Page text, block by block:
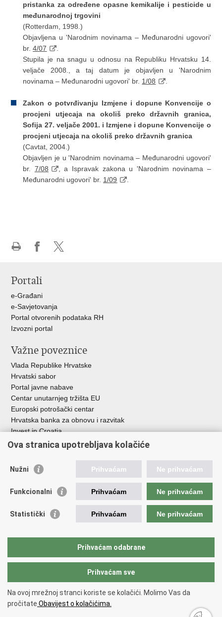
pristanka za određene opasne kemikalije i pesticide u
međunarodnoj trgovini
(Rotterdam, 1998.)
Objavljena u 'Narodnim novinama – Međunarodni ugovori'
br.4/07
Stupila je na snagu u odnosu na Republiku Hrvatsku 14.
veljače 2008., a taj datum je objavljen u 'Narodnim
novinama – Međunarodni ugovori' br. 1/08
Zakon o potvrđivanju Izmjene i dopune Konvencije o
procjeni utjecaja na okoliš preko državnih granica,
Sofija 27. veljače 2001. i Izmjene i dopune Konvencije o
procjeni utjecaja na okoliš preko državnih granica
(Cavtat, 2004.)
Objavljen je u 'Narodnim novinama – Međunarodni ugovori'
br. 7/08
, a Ispravak zakona u 'Narodnim novinama –
Međunarodni ugovori' br. 1/09
Facebooku
Portali
e-Građani
e-Savjetovanja
Portal otvorenih podataka RH
Izvozni portal
Važne poveznice
Vlada Republike Hrvatske
Hrvatski sabor
Portal javne nabave
Centar unutarnjeg tržišta EU
Europski potrošački centar
Hrvatska banka za obnovu i razvitak
Invest in Croatia
Europska banka za obnovu i razvoj
Središnja agencija za financiranje i ugovaranje
Institucije i javne ustanove u nadležnosti
Ministarstva
Agencija za ugljikovodike
Hrvatska agencija za malo gospodarstvo, inovacije i investicije
Državni zavod za mjeriteljstvo
Povratak na vrh
Copyright © 2026 Ministarstvo gospodarstva /
Izjava o pristupačnosti.
Ova stranica upotrebljava kolačiće
Nužni Prihvaćam Ne prihvaćam
Funkcionalni Prihvaćam Ne prihvaćam
Statistički Prihvaćam Ne prihvaćam
Prihvaćam odabrane
Prihvaćam sve
Na ovoj mrežnoj stranci koriste se kolačići. Molimo Vas da
pročitate Obavijest o kolačićima.